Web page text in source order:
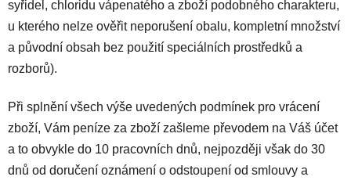
syřidel, chloridu vápenatého a zboží podobného charakteru,
u kterého nelze ověřit neporušení obalu, kompletní množství
a původní obsah bez použití speciálních prostředků a
rozborů).
Při splnění všech výše uvedených podmínek pro vrácení
zboží, Vám peníze za zboží zašleme převodem na Váš účet
a to obvykle do 10 pracovních dnů, nejpozději však do 30
dnů od doručení oznámení o odstoupení od smlouvy a